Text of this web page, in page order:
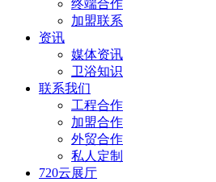
终端合作
加盟联系
资讯
媒体资讯
卫浴知识
联系我们
工程合作
加盟合作
外贸合作
私人定制
720云展厅